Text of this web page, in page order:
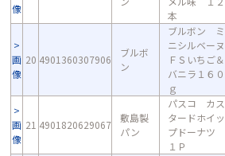
像
本
画
像
20 4901360307906
ブルボ
ン
ブルボン ミ
ニシルベーヌ
ＦＳいちご＆
バニラ１６０
ｇ
画
像
21 4901820629067
敷島製
パン
パスコ カス
タードホイッ
プドーナツ
１Ｐ